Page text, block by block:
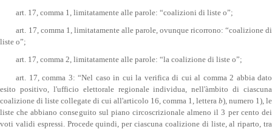
art. 17, comma 1, limitatamente alle parole: “coalizioni di liste o”;
art. 17, comma 1, limitatamente alle parole, ovunque ricorrono: “coalizione di
liste o”;
art. 17, comma 2, limitatamente alle parole: “la coalizione di liste o”;
art. 17, comma 3: “Nel caso in cui la verifica di cui al comma 2 abbia dato
esito positivo, l'ufficio elettorale regionale individua, nell'àmbito di ciascuna
coalizione di liste collegate di cui all'articolo 16, comma 1, lettera b), numero 1), le
liste che abbiano conseguito sul piano circoscrizionale almeno il 3 per cento dei
voti validi espressi. Procede quindi, per ciascuna coalizione di liste, al riparto, tra